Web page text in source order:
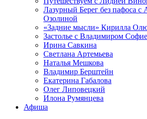
Лазурный Берег без пафоса с
Озолиной
«Задние мысли» Кирилла
Застолье с Владимиром
Ирина Савкина
Светлана Артемьева
Наталья Мешкова
Владимир Берштейн
Екатерина Габалова
Олег Липовецкий
Илона Румянцева
Афиша